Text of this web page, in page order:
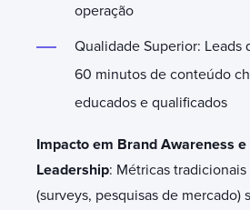
operação
Qualidade Superior: Leads
60 minutos de conteúdo
educados e qualificados
Impacto em Brand Awareness e
Leadership: Métricas
(surveys, pesquisas de mercado)